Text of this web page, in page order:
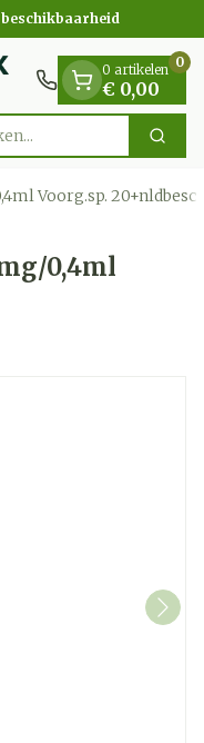
beschikbaarheid
Zoek
0 artikelen
€ 0,00
0
Voorg.sp. 20+nldbesc
0,4ml